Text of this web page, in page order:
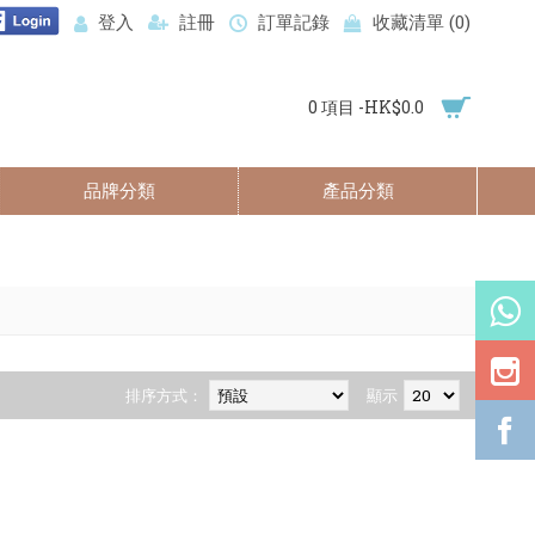
登入 註冊 訂單記錄 收藏清單 (0)
0 項目 -HK$0.0
品牌分類 產品分類
顯示
排序方式：